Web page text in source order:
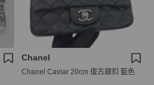
Chanel
Chanel Caviar 20cm 復古銀扣 藍色